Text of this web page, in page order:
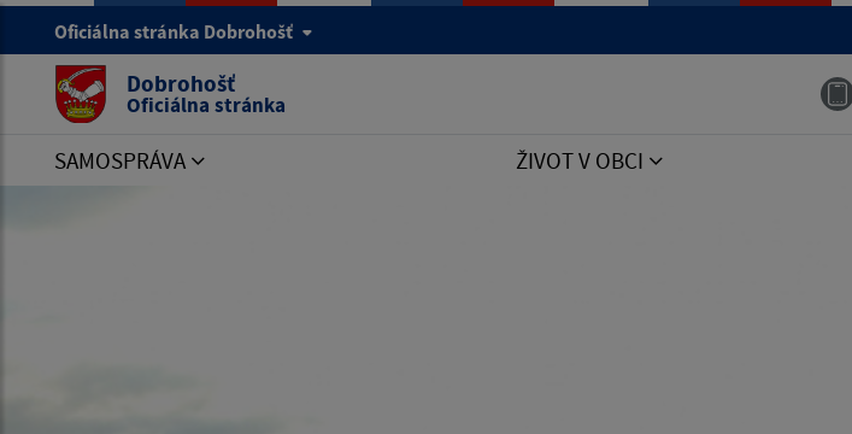
Oficiálna stránka Dobrohošť
Dobrohošť
Oficiálna stránka
SAMOSPRÁVA ŽIVOT V OBCI